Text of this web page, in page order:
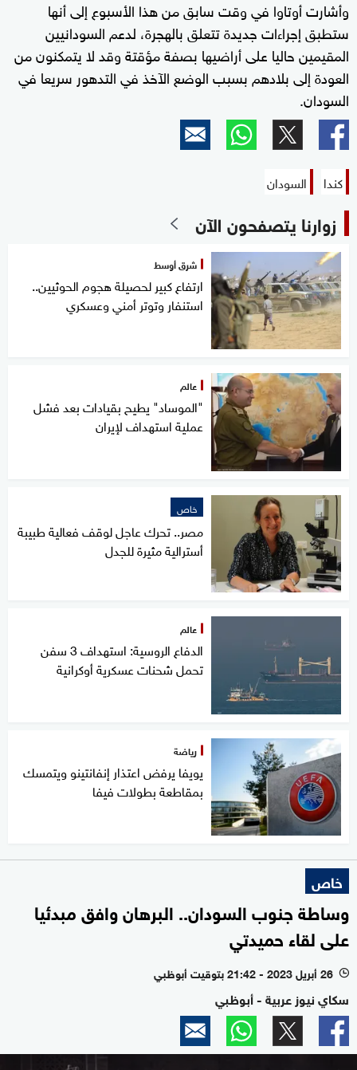
وأشارت أوتاوا في وقت سابق من هذا الأسبوع إلى أنها
ستطبق إجراءات جديدة تتعلق بالهجرة، لدعم السودانيين
المقيمين حاليا على أراضيها بصفة مؤقتة وقد لا يتمكنون من
العودة إلى بلادهم بسبب الوضع الآخذ في التدهور سريعا في
السودان.
كندا السودان
زوارنا يتصفحون الآن
شرق أوسط
ارتفاع كبير لحصيلة هجوم الحوثيين..
استنفار وتوتر أمني وعسكري
عالم
"الموساد" يطيح بقيادات بعد فشل
عملية استهداف لإيران
خاص
مصر.. تحرك عاجل لوقف فعالية طبيبة
أسترالية مثيرة للجدل
عالم
الدفاع الروسية: استهداف 3 سفن
تحمل شحنات عسكرية أوكرانية
رياضة
يويفا يرفض اعتذار إنفانتينو ويتمسك
بمقاطعة بطولات فيفا
خاص
وساطة جنوب السودان.. البرهان وافق مبدئيا
على لقاء حميدتي
l 26 أبريل 2023 - 21:42 بتوقيت أبوظبي
سكاي نيوز عربية - أبوظبي